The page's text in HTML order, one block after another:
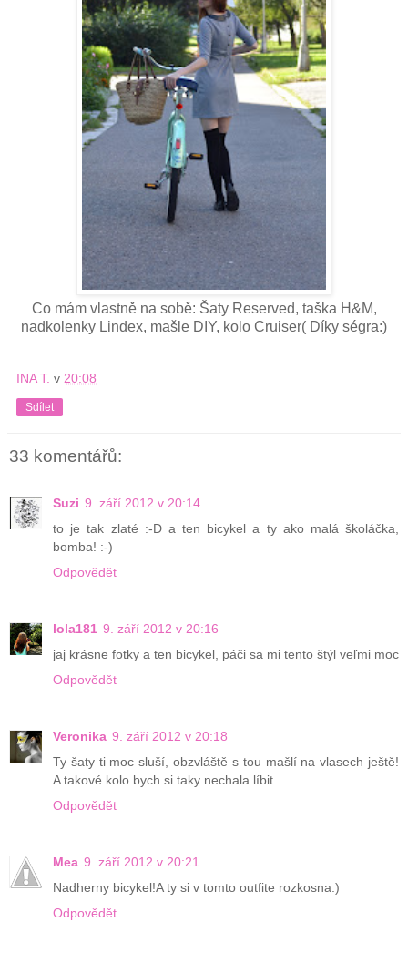
Co mám vlastně na sobě: Šaty Reserved, taška H&M,
nadkolenky Lindex, mašle DIY, kolo Cruiser( Díky ségra:)
INA T. v 20:08
Sdílet
33 komentářů:
Suzi 9. září 2012 v 20:14
to je tak zlaté :-D a ten bicykel a ty ako malá školáčka,
bomba! :-)
Odpovědět
lola181 9. září 2012 v 20:16
jaj krásne fotky a ten bicykel, páči sa mi tento štýl veľmi moc
Odpovědět
Veronika 9. září 2012 v 20:18
Ty šaty ti moc sluší, obzvláště s tou mašlí na vlasech ještě!
A takové kolo bych si taky nechala líbit..
Odpovědět
Mea 9. září 2012 v 20:21
Nadherny bicykel!A ty si v tomto outfite rozkosna:)
Odpovědět